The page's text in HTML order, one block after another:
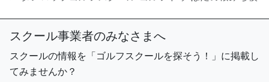
スクール事業者のみなさまへ
スクールの情報を「ゴルフスクールを探そう！」に掲載し
てみませんか？